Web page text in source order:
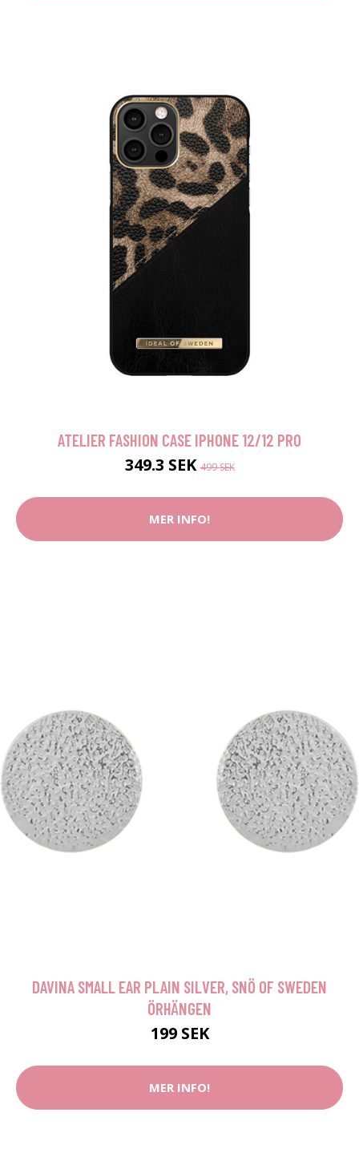
ATELIER FASHION CASE IPHONE 12/12 PRO
349.3 SEK499 SEK
MER INFO!
DAVINA SMALL EAR PLAIN SILVER, SNÖ OF SWEDEN
ÖRHÄNGEN
199 SEK
MER INFO!